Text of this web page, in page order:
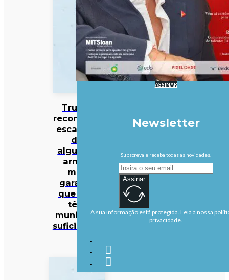
Trump
reconhece
escassez
de
algumas
armas
mas
garante
que EUA
têm
munições
suficientes
ASSINAR
Newsletter
Subscreva e receba todas as novidades.
Assinar
A sua informação está protegida. Leia a nossa
privacidade.